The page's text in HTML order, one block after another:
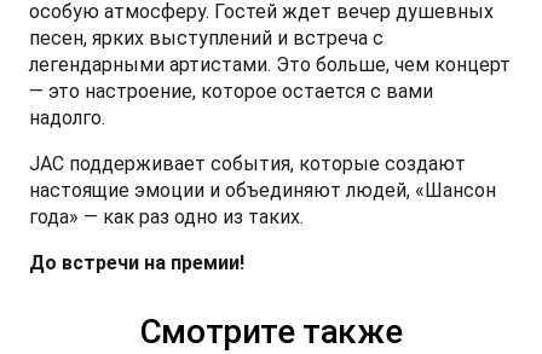
JAC T8 Пикап
Руководство по обслуживанию и гарантия
Руководства по эксплуатации
особую атмосферу. Гостей ждет вечер душевных
песен, ярких выступлений и встреча с
легендарными артистами. Это больше, чем концерт
— это настроение, которое остается с вами
надолго.
JAC поддерживает события, которые создают
настоящие эмоции и объединяют людей, «Шансон
года» — как раз одно из таких.
До встречи на премии!
Смотрите также